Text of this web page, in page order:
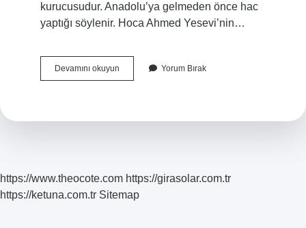
kurucusudur. Anadolu’ya gelmeden önce hac
yaptığı söylenir. Hoca Ahmed Yesevi’nin…
Devamını okuyunAlevilik
Bektaşilikte
Yorum Bırak
https://www.theocote.com https://girasolar.com.tr
https://ketuna.com.tr Sitemap